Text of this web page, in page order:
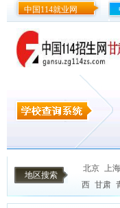
中国114就业网
地区搜索
北京 上海
西 甘肃